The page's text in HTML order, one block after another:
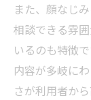
また、顔なじ
相談できる雰
いるのも特徴
内容が多岐に
さが利用者か